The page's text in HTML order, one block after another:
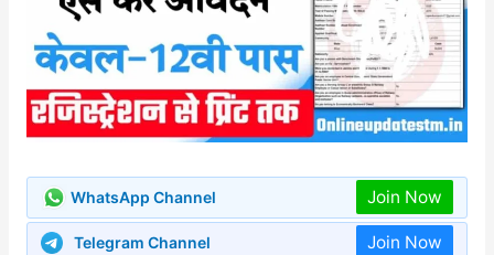
WhatsApp Channel Join Now
Telegram Channel Join Now